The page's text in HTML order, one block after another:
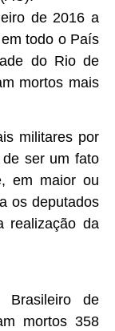
de 2016 a
todo o País
do Rio de
mortos mais
militares por
ser um fato
em maior ou
os deputados
realização da
de
mortos 358